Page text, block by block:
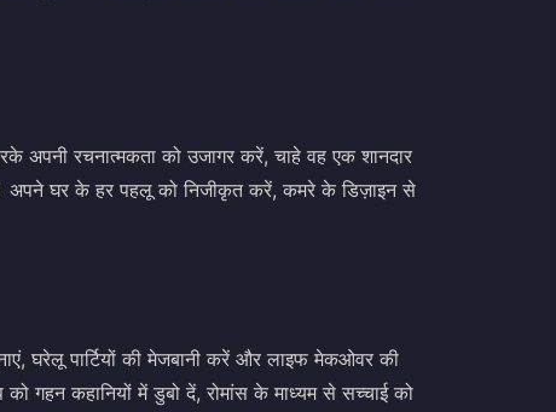
अपनी रचनात्मकता को उजागर करें, चाहे वह एक शानदार
अपने घर के हर पहलू को निजीकृत करें, कमरे के डिज़ाइन से
घरेलू पार्टियों की मेजबानी करें और लाइफ मेकओवर की
गहन कहानियों में डुबो दें, रोमांस के माध्यम से सच्चाई को